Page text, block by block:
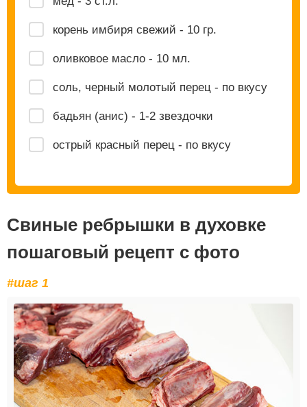
корень имбиря свежий - 10 гр.
оливковое масло - 10 мл.
соль, черный молотый перец - по вкусу
бадьян (анис) - 1-2 звездочки
острый красный перец - по вкусу
Свиные ребрышки в духовке
пошаговый рецепт с фото
#шаг 1